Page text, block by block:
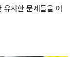
유사한 문제들을 어